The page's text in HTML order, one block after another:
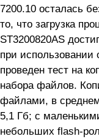
7200.10 осталась
то, что загрузка
ST3200820AS
при
проведен тест на
набора файлов.
файлами, в
5,1 Гб; с
небольших flash-